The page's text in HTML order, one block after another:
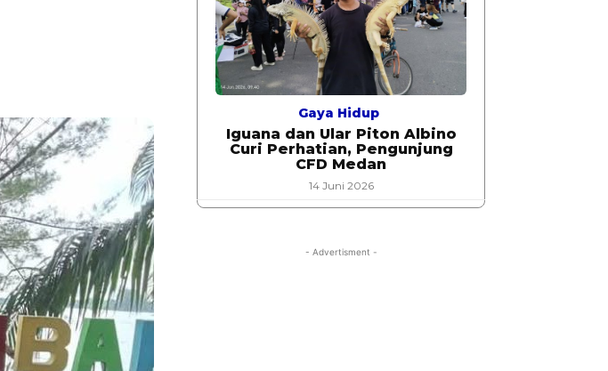
Gaya Hidup
Iguana dan Ular Piton Albino
Curi Perhatian, Pengunjung
CFD Medan
14 Juni 2026
- Advertisment -